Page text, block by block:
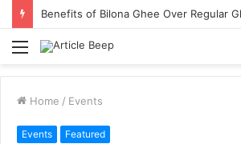
Benefits of Bilona Ghee Over Regular
Menu
Home / Events
Events Featured